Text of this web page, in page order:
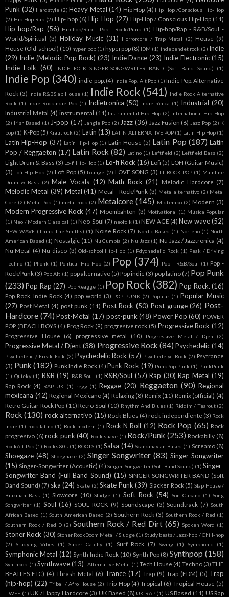
Punk (32) Hardstyle (2) Heavy Metal (14) Hip Hop (4) Hip Hop /Conscious Hip-Hop
(2) Hip Hop Rap (2) Hip- hop (6) Hip-Hop (27) Hip-Hop / Conscious Hip-Hop (11)
Hip-hop/Rap (56) Hip-hop/Rap - Pop - Rock/Punk (1) Hip-hop/Rap - R&B/Soul -
World/Spiritual (3) Holiday Music (31) Horrorcore / Trap Metal (2) House (9)
House (Old-school) (10) hyper pop (1) hyperpop (8) IDM (1) independet rock (2) Indie
(29) Indie (Melodic Pop Rock) (23) Indie Dance (23) Indie Electronic (15)
Indie Folk (60) INDIE FOLK SINGER-SONGWRITER BAND (Soft Band Sound) (1)
Indie Pop (340) indie pop. (4) Indie Pop. Alt Pop (1) Indie Pop. Alternative
Rock (3) Indie R&BSlap House (1) Indie Rock (541) Indie Rock Alternative
Rock (1) Indie RockIndie Pop (1) Indietronica (50) indietrónica (1) Industrial (20)
Industrial Metal (4) instrumental (11) Instrumental Hip-Hop (2) International Hip-Hop
(2) Irish Based (1) J-pop (17) Jangle Pop (2) Jazz (36) Jazz Fusion (6) Jazz Pop (2) K
pop (1) K-Pop (5) Krautrock (2) Latin (13) LATIN ALTERNATIVE POP (1) Latin Hip Hop (1)
Latin Hip-Hop (37) Latín Hip-Hop (1) Latin House (5) Latin Pop (187) Latin
Pop / Reggaeton (17) Latin Rock (82) Latino (1) Leftfield (2) Leftfield Bass (2)
Light Drum & Bass (3) Lo-fi Hip-Hop (1) Lo-fi Rock (16) Lofi (5) LOFI (Guitar Music)
(3) Lofi Hip-Hop (2) Lofi Pop (5) Lounge (2) LOVE SONG (3) LT ROCK POP (1) Mainline
Drum & Bass (2) Male Vocals (12) Math Rock (21) Melodic Hardcore (7)
Melodic Metal (39) Metal (41) Metal - Rock/Punk (3) Metal alternativo (2) Metal
Core (2) Metal Pop (1) metal rock (2) Metalcore (145) Midtempo (2) Modern (3)
Modern Progressive Rock (47) Moombahton (3) Motivational (1) Música Popular
(1) Neo / Modern Classical (1) Neo-Soul (7) neofolk (1) NEW AGE (4) New wave (52)
NEW WAVE (Think The Smiths) (1) Noise Rock (7) Nordic Based (1) Norteño (1) North
American Based (1) Nostalgic (11) Nu Cumbia (2) Nu Jazz (1) Nu Jazz / Jazztronica (4)
Nu Metal (4) Nu-disco (3) Old-school Hip-Hop (1) Pdychedelic Rock (1) Peak / Driving
Techno (1) Phonk (1) Political Hip-Hop (2) Pop (374) Pop - R&B/Soul (1) Pop -
Rock/Punk (3) Pop Alt (1) pop alternativo (5) Pop indie (3) pop latino (7) Pop Punk
(233) Pop Rap (27) Pop Reagge (1) Pop Rock (382) Pop Rock. (16)
Pop Rock. Indie Rock (4) pop world (3) POP-PUNK (2) Popular (1) Popular Music
(27) Post Metal (4) post punk (11) Post Rock (50) Post-grunge (26) Post-
Hardcore (74) Post-Metal (17) post-punk (48) Power Pop (60) POWER
POP (BEACH BOYS (4) Prog Rock (9) progresive rock (5) Progressive Rock (12)
Progressive House (6) progressive metal (10) Progressive Metal / Djen (2)
Progressive Metal / Djent (38) Progressive Rock (84) Psychedelic(14)
Psychedelic / Freak Folk (2) Psychedelic Rock (57) Psychedelyc Rock (2) Psytrance
(3) Punk (182) Punk Indie Rock (4) Punk Rock (19) PunkPop Punk (1) PunkPunk
(1) Quieky (1) R&B (19) R&B Soul (1) R&B/Soul (57) Rap (30) Rap Metal (19)
Rap Rock (4) RAP UK (1) regg (1) Reggae (20) Reggaeton (90) Regional
mexicana (42) Regional Mexicano (4) Relaxing (8) Remix (11) Remix (official) (4)
Retro Guitar Rock Pop (11) Retro Soul (10) Rhythm And Blues (1) Riddim / Tearout (2)
Rock (130) rock alternativo (15) Rock Blues (4) rock independiente (3) Rock
indie (1) rock latino (1) Rock modern (1) Rock N Roll (12) Rock Pop (65) Rock
progresivo (6) rock punk (40) Rock suave (1) Rock/Punk (253) Rockabilly (8)
RockAlt Pop (1) Rocks 80s (1) ROOTS (1) Salsa (14) Scandinavian Based (1) Screamo (8)
Shoegaze (48) Shoeghaze (2) Singer Songwriter (83) Singer-Songwriter
(15) Singer-Songwriter (Acoustic) (4) Singer-Songwriter (Soft Band Sound) (1) Singer-
Songwriter Band (Full Band Sound) (15) SINGER-SONGWRITER BAND (Soft
Band Sound) (7) ska (24) Skate (2) Skate Punk (39) Slacker Rock (5) Slap House /
Brazilian Bass (1) Slowcore (10) Sludge (1) Soft Rock (54) Son Cubano (1) Song
Songwriter (1) Soul (16) SOUL ROCK (9) Soundscape (3) Soundtrack (7) South
African Based (1) South American Based (2) Southern Rock (3) Southern Rock / Red (1)
Southern Rock / Red D (2) Southern Rock / Red Dirt (65) Spoken Word (1)
Stoner Rock (30) Stoner RockDoom Metal / Sludge (1) Study beats / Jazz-hop / Chill-hop
(2)
Studying Vibes (1) Super Catchy (1) Surf Rock (7) Swing (1) Symphonic (1)
Symphonic Metal (12) Synth Indie Rock (10) Synth Pop (8) Synthpop (158)
Synthpop. (1) Synthwave (13) tAlternative Metal (1) Tech House (4) Techno (3) THE
BEATLES ETC) (4) Thrash Metal (6) Trance (17) Trap (9) Trap (EDM) (5) Trap
(hip-hop) (22) Tribal / Afro House (2) Trip-Hop (4) Tropical (6) Tropical House (5)
TWEE (1) UK / Happy Hardcore (3) UK Based (8) UK RAP (1) US Based (11) US Rap